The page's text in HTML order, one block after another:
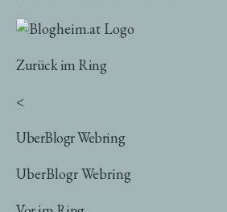
Zurück im Ring
<
UberBlogr Webring
UberBlogr Webring